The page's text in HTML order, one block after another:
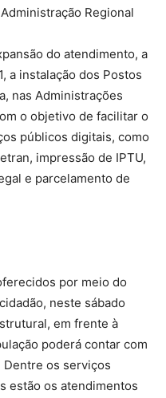
Regional
do atendimento, a
a instalação dos Postos
nas Administrações
o objetivo de facilitar o
públicos digitais, como
impressão de IPTU,
e parcelamento de
por meio do
neste sábado
em frente à
poderá contar com
Dentre os serviços
estão os atendimentos